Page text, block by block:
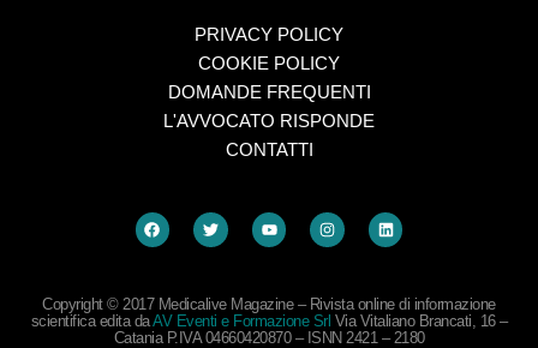
PRIVACY POLICY
COOKIE POLICY
DOMANDE FREQUENTI
L'AVVOCATO RISPONDE
CONTATTI
Copyright © 2017 Medicalive Magazine – Rivista online di informazione
scientifica edita daAV Eventi e Formazione Srl Via Vitaliano Brancati, 16 –
Catania P.IVA 04660420870 – ISNN 2421 – 2180